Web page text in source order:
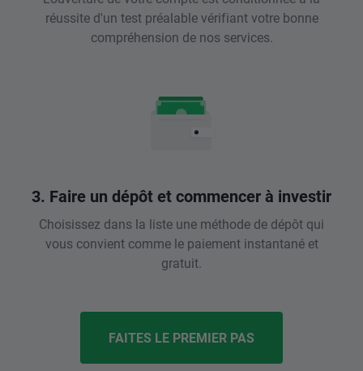
réussite d'un test préalable vérifiant votre bonne
compréhension de nos services.
3. Faire un dépôt et commencer à investir
Choisissez dans la liste une méthode de dépôt qui
vous convient comme le paiement instantané et
gratuit.
FAITES LE PREMIER PAS